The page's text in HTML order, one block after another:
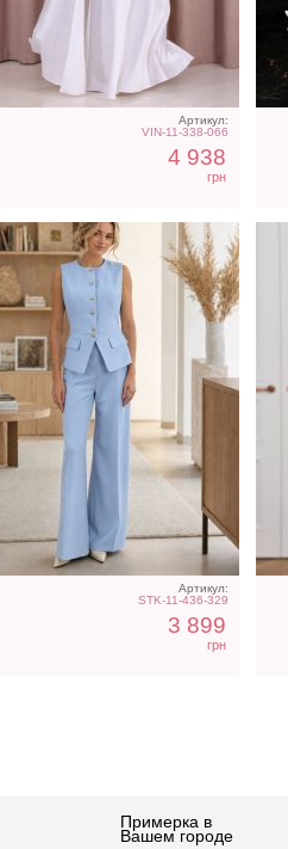
Артикул:
VIN-11-338-066
4 938
грн
Нарядный голубой костюм
двойка
Артикул:
STK-11-436-329
3 899
грн
Примерка в
Вашем городе